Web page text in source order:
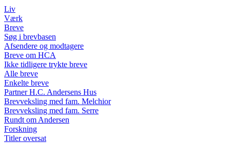
Liv
Værk
Breve
Søg i brevbasen
Afsendere og modtagere
Breve om HCA
Ikke tidligere trykte breve
Alle breve
Enkelte breve
Partner H.C. Andersens Hus
Brevveksling med fam. Melchior
Brevveksling med fam. Serre
Rundt om Andersen
Forskning
Titler oversat